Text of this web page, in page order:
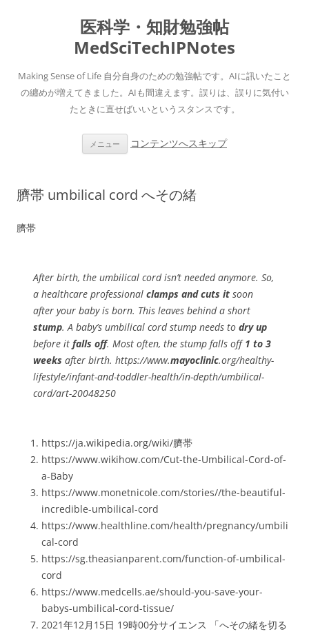
医科学・知財勉強帖
MedSciTechIPNotes
Making Sense of Life 自分自身のための勉強帖です。AIに訊いたこと
の纏めが増えてきました。AIも間違えます。誤りは、誤りに気付い
たときに直せばいいというスタンスです。
メニュー コンテンツへスキップ
臍帯 umbilical cord へその緒
臍帯
After birth, the umbilical cord isn’t needed anymore. So,
a healthcare professional clamps and cuts it soon
after your baby is born. This leaves behind a short
stump. A baby’s umbilical cord stump needs to dry up
before it falls off. Most often, the stump falls off1 to 3
weeks after birth. https://www.mayoclinic.org/healthy-
lifestyle/infant-and-toddler-health/in-depth/umbilical-
cord/art-20048250
https://ja.wikipedia.org/wiki/臍帯
https://www.wikihow.com/Cut-the-Umbilical-Cord-of-
a-Baby
https://www.monetnicole.com/stories//the-beautiful-
incredible-umbilical-cord
https://www.healthline.com/health/pregnancy/umbili
cal-cord
https://sg.theasianparent.com/function-of-umbilical-
cord
https://www.medcells.ae/should-you-save-your-
babys-umbilical-cord-tissue/
2021年12月15日 19時00分サイエンス 「へその緒を切る